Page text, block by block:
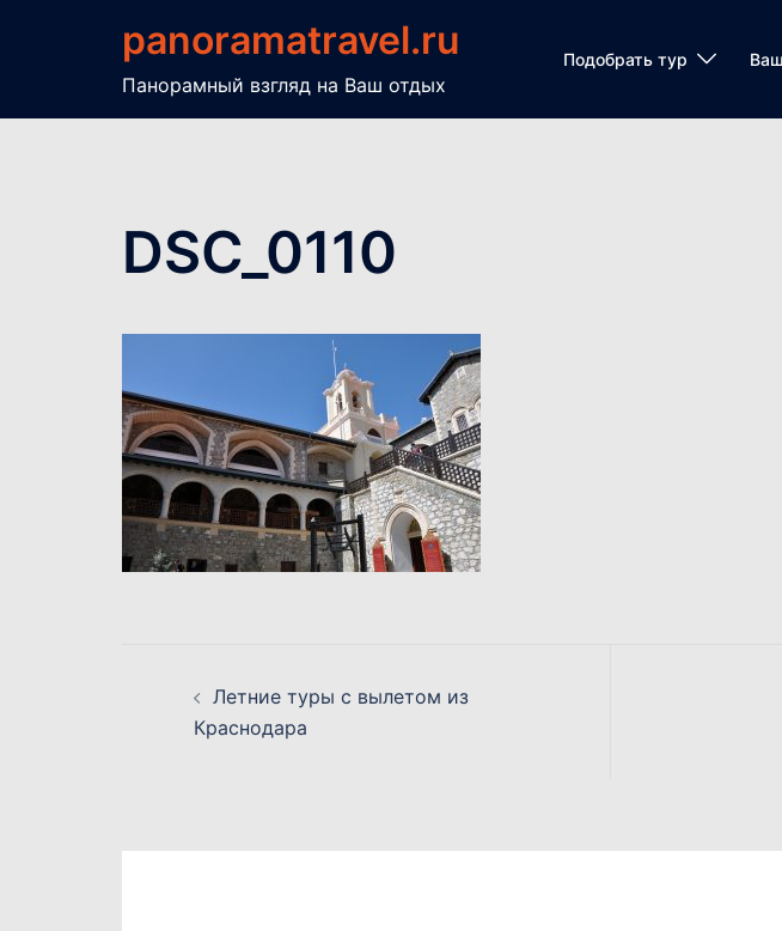
содержимому
panoramatravel.ru
Панорамный взгляд на Ваш отдых
Подобрать тур
DSC_0110
Летние туры c вылетом из
Краснодара